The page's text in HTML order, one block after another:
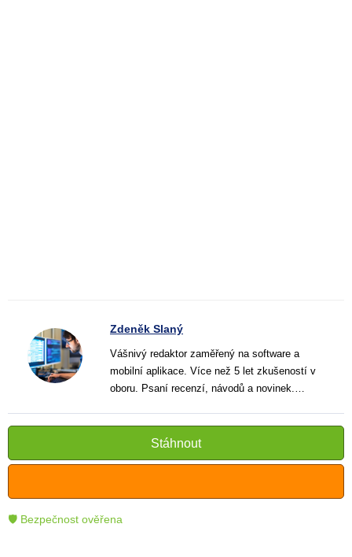
Zdeněk Slaný
Vášnivý redaktor zaměřený na software a
mobilní aplikace. Více než 5 let zkušeností v
oboru. Psaní recenzí, návodů a novinek.
pomáhají čtenářům lépe porozumět a využít
moderní technologie.
Stáhnout
🛡 Bezpečnost ověřena